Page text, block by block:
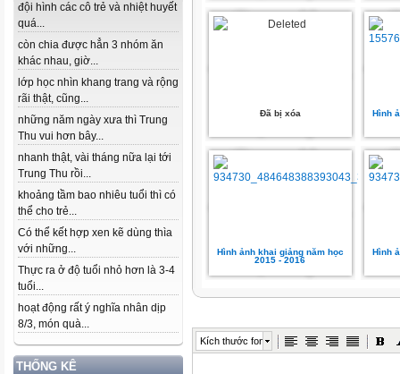
đội hình các cô trẻ và nhiệt huyết
quá...
còn chia được hẳn 3 nhóm ăn
khác nhau, giờ...
lớp học nhìn khang trang và rộng
rãi thật, cũng...
những năm ngày xưa thì Trung
Thu vui hơn bây...
nhanh thật, vài tháng nữa lại tới
Trung Thu rồi...
khoảng tầm bao nhiêu tuổi thì có
thể cho trẻ...
Có thể kết hợp xen kẽ dùng thìa
với những...
Thực ra ở độ tuổi nhỏ hơn là 3-4
tuổi...
hoạt động rất ý nghĩa nhân dịp
8/3, món quà...
THỐNG KÊ
Đã bị xóa Hình
Hình ảnh khai giảng năm học
2015 - 2016
Hình
Kích thước font